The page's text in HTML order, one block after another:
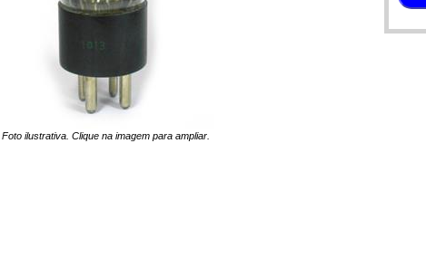
Foto ilustrativa. Clique na imagem para ampliar.